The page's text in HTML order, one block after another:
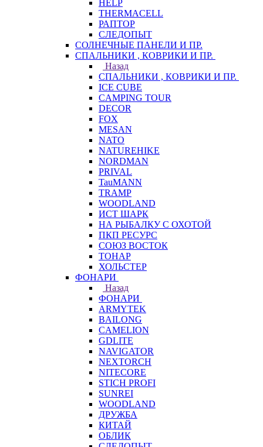
HELP
THERMACELL
РАПТОР
СЛЕДОПЫТ
СОЛНЕЧНЫЕ ПАНЕЛИ И ПР.
СПАЛЬНИКИ , КОВРИКИ И ПР.
Назад
СПАЛЬНИКИ , КОВРИКИ И ПР.
ICE CUBE
CAMPING TOUR
DECOR
FOX
MESAN
NATO
NATUREHIKE
NORDMAN
PRIVAL
TauMANN
TRAMP
WOODLAND
ИСТ ШАРК
НА РЫБАЛКУ С ОХОТОЙ
ПКП РЕСУРС
СОЮЗ ВОСТОК
ТОНАР
ХОЛЬСТЕР
ФОНАРИ
Назад
ФОНАРИ
ARMYTEK
BAILONG
CAMELION
GDLITE
NAVIGATOR
NEXTORCH
NITECORE
STICH PROFI
SUNREI
WOODLAND
ДРУЖБА
КИТАЙ
ОБЛИК